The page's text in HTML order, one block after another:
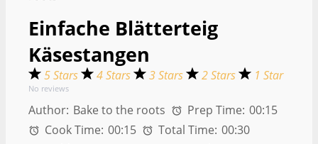
Einfache Blätterteig
Käsestangen
5 Stars 4 Stars 3 Stars 2 Stars 1 Star
No reviews
Author: Bake to the roots Prep Time: 00:15
Cook Time: 00:15 Total Time: 00:30